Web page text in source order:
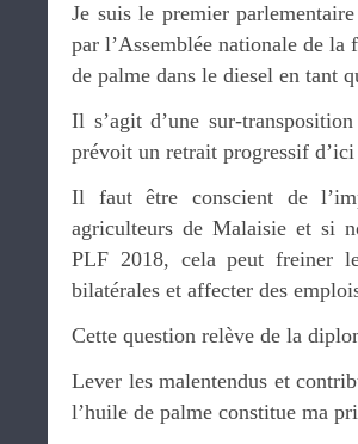
Je suis le premier
par l’Assemblée nationale de
de palme dans le diesel en tant
Il s’agit d’une sur-
prévoit un retrait progressif d’ici
Il faut être conscient de
agriculteurs de Malaisie et si
PLF 2018, cela peut freiner
bilatérales et affecter des
Cette question relève de la
Lever les malentendus et
l’huile de palme constitue ma